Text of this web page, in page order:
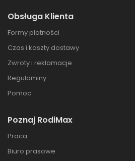
Obsługa Klienta
Formy płatności
Czas i koszty dostawy
Zwroty i reklamacje
Regulaminy
Pomoc
Poznaj RodiMax
Praca
Biuro prasowe